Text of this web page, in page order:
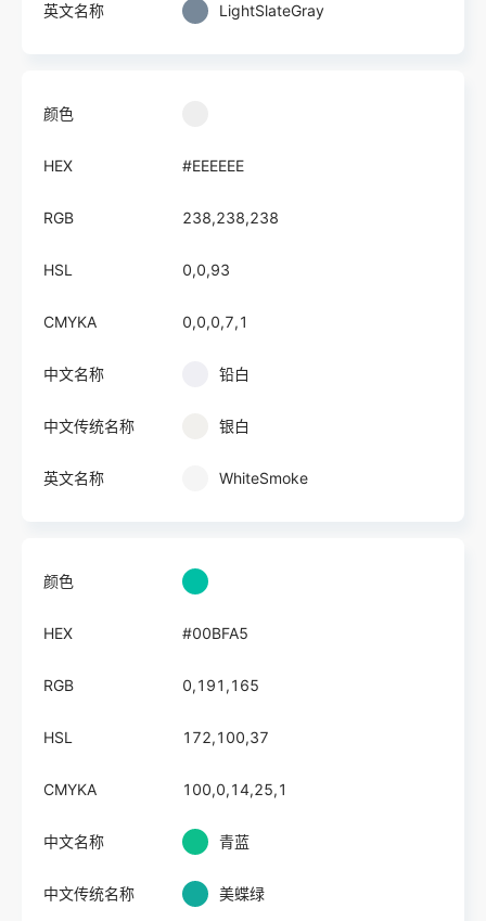
英文名称 LightSlateGray
颜色
HEX #EEEEEE
RGB 238,238,238
HSL 0,0,93
CMYKA 0,0,0,7,1
中文名称 铅白
中文传统名称 银白
英文名称 WhiteSmoke
颜色
HEX #00BFA5
RGB 0,191,165
HSL 172,100,37
CMYKA 100,0,14,25,1
中文名称 青蓝
中文传统名称 美蝶绿